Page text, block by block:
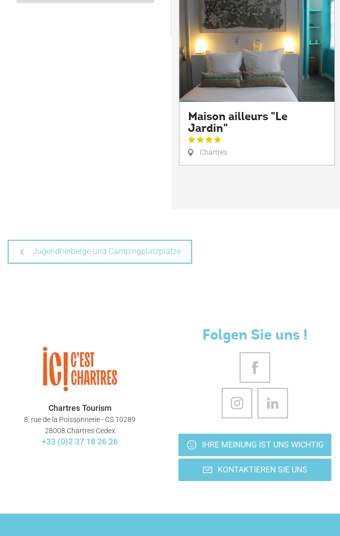
Maison ailleurs "Le
Jardin"
Chartres
Jugendherberge und Campingplatzplätze
Chartres Tourism
8, rue de la Poissonnerie - CS 10289
28008 Chartres Cedex
+33 (0)2 37 18 26 26
Folgen Sie uns !
IHRE MEINUNG IST UNS WICHTIG
KONTAKTIEREN SIE UNS